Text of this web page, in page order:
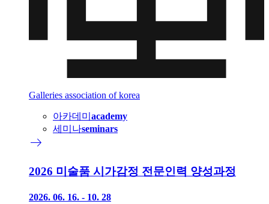
Galleries association of korea
아카데미 academy
세미나seminars
east
2026 미술품 시가감정 전문인력 양성과정
2026. 06. 16. - 10. 28